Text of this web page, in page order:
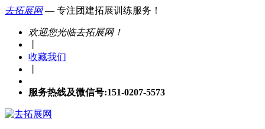
去拓展网— 专注团建拓展训练服务！
欢迎您光临去拓展网！
收藏我们
服务热线及微信号:151-0207-5573